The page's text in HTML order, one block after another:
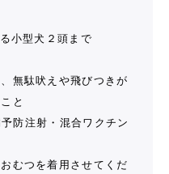
小型犬２頭まで
無駄吠えや飛びつきが
と
防注射・混合ワクチン
むつを着用させてくだ